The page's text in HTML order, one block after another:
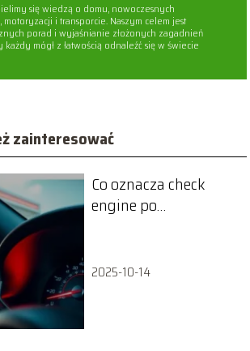
się wiedzą o domu, nowoczesnych
motoryzacji i transporcie. Naszym celem jest
porad i wyjaśnianie złożonych zagadnień
mógł z łatwością odnaleźć się w świecie
zainteresować
Co oznacza check
engine po
odpowiedzi
2025-10-14